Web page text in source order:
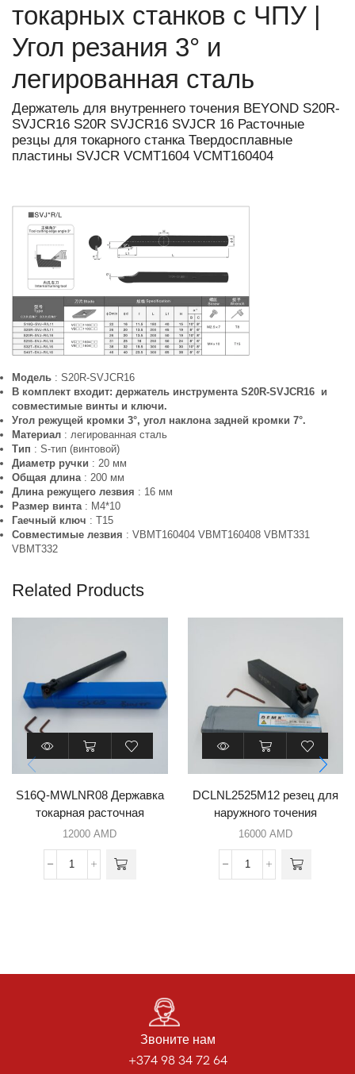
токарных станков с ЧПУ |
Угол резания 3° и
легированная сталь
Держатель для внутреннего точения BEYOND S20R-
SVJCR16 S20R SVJCR16 SVJCR 16 Расточные
резцы для токарного станка Твердосплавные
пластины SVJCR VCMT1604 VCMT160404
Модель : S20R-SVJCR16
В комплект входит: держатель инструмента S20R-SVJCR16 и
совместимые винты и ключи.
Угол режущей кромки 3°, угол наклона задней кромки 7°.
Материал : легированная сталь
Тип : S-тип (винтовой)
Диаметр ручки : 20 мм
Общая длина : 200 мм
Длина режущего лезвия : 16 мм
Размер винта : M4*10
Гаечный ключ : T15
Совместимые лезвия : VBMT160404 VBMT160408 VBMT331
VBMT332
Related Products
S16Q-MWLNR08 Державка
токарная расточная
12000AMD
DCLNL2525M12 резец для
наружного точения
16000 AMD
Звоните нам
+374 98 34 72 64